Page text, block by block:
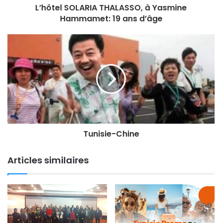
L’hôtel SOLARIA THALASSO, à Yasmine
Hammamet: 19 ans d’âge
Tunisie-Chine
Articles similaires